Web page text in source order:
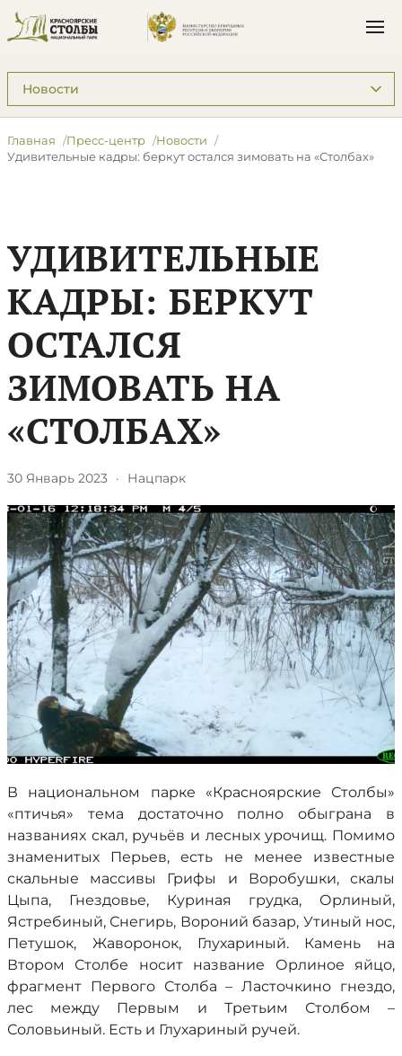
Подразделы: Пресс-центр
Главная Пресс-центр
Новости
Удивительные кадры: беркут остался зимовать на «Столбах»
УДИВИТЕЛЬНЫЕ
КАДРЫ: БЕРКУТ
ОСТАЛСЯ
ЗИМОВАТЬ НА
«СТОЛБАХ»
30 Январь 2023 · Нацпарк
В национальном парке «Красноярские Столбы»
«птичья» тема достаточно полно обыграна в
названиях скал, ручьёв и лесных урочищ. Помимо
знаменитых Перьев, есть не менее известные
скальные массивы Грифы и Воробушки, скалы
Цыпа, Гнездовье, Куриная грудка, Орлиный,
Ястребиный, Снегирь, Вороний базар, Утиный нос,
Петушок, Жаворонок, Глухариный. Камень на
Втором Столбе носит название Орлиное яйцо,
фрагмент Первого Столба – Ласточкино гнездо,
лес между Первым и Третьим Столбом –
Соловьиный. Есть и Глухариный ручей.